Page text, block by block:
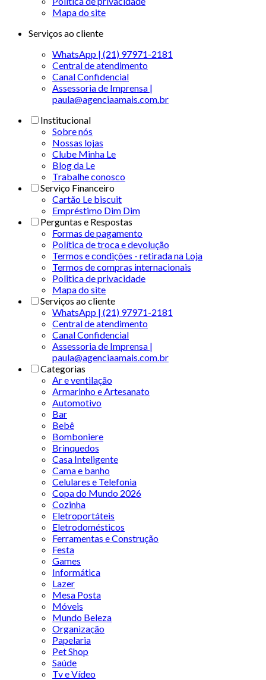
Mapa do site
Serviços ao cliente
WhatsApp | (21) 97971-2181
Central de atendimento
Canal Confidencial
Assessoria de Imprensa |
paula@agenciaamais.com.br
Institucional
Sobre nós
Nossas lojas
Clube Minha Le
Blog da Le
Trabalhe conosco
Serviço Financeiro
Cartão Le biscuit
Empréstimo Dim Dim
Perguntas e Respostas
Formas de pagamento
Política de troca e devolução
Termos e condições - retirada na Loja
Termos de compras internacionais
Politica de privacidade
Mapa do site
Serviços ao cliente
WhatsApp | (21) 97971-2181
Central de atendimento
Canal Confidencial
Assessoria de Imprensa |
paula@agenciaamais.com.br
Categorias
Ar e ventilação
Armarinho e Artesanato
Automotivo
Bar
Bebê
Bomboniere
Brinquedos
Casa Inteligente
Cama e banho
Celulares e Telefonia
Copa do Mundo 2026
Cozinha
Eletroportáteis
Eletrodomésticos
Ferramentas e Construção
Festa
Games
Informática
Lazer
Mesa Posta
Móveis
Mundo Beleza
Organização
Papelaria
Pet Shop
Saúde
Tv e Vídeo